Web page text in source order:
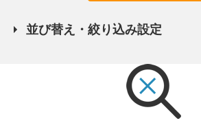
並び替え・絞り込み設定